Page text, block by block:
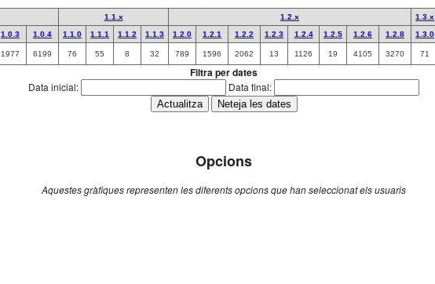
1.1.x 1.2.x 1.3.x
1.0.3 1.0.4 1.1.0 1.1.1 1.1.2 1.1.3 1.2.0 1.2.1 1.2.2 1.2.3 1.2.4 1.2.5 1.2.6 1.2.8 1.3.0
1977 6199 76 55 8 32 789 1596 2062 13 1126 19 4105 3270 71
Filtra per dates
Data inicial: Data final:
Opcions
Aquestes gràfiques representen les diferents opcions que han seleccionat els usuaris